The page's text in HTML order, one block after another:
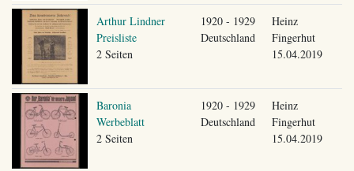
Arthur Lindner
Preisliste
2 Seiten
1920 - 1929
Deutschland
Heinz
Fingerhut
15.04.2019
Baronia
Werbeblatt
2 Seiten
1920 - 1929
Deutschland
Heinz
Fingerhut
15.04.2019